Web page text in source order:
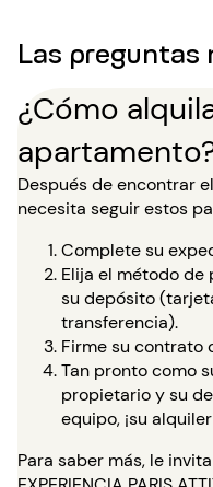
Las
¿Cómo
Después de encontrar
necesita seguir estos
Complete su
Elija el método de
su depósito
transferencia).
Firme su contrato
Tan pronto como
propietario y su
equipo, ¡su
Para saber más, le